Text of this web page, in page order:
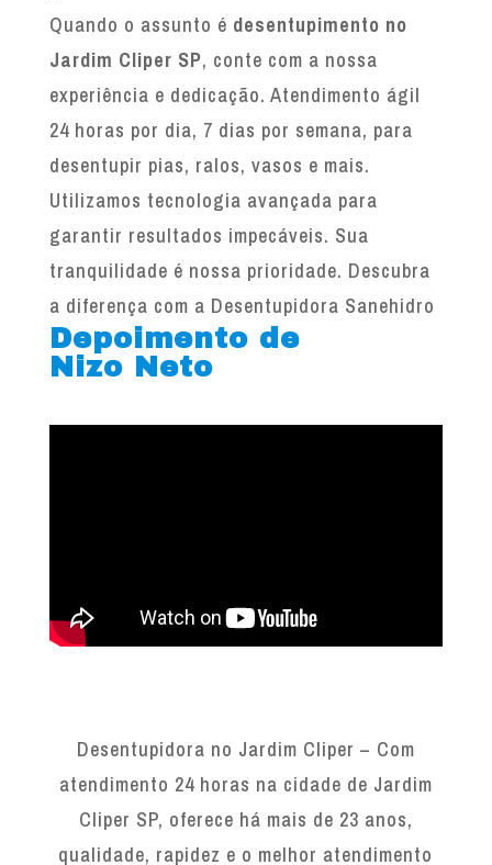
Quando o assunto é desentupimento no
Jardim Cliper SP, conte com a nossa
experiência e dedicação. Atendimento ágil
24 horas por dia, 7 dias por semana, para
desentupir pias, ralos, vasos e mais.
Utilizamos tecnologia avançada para
garantir resultados impecáveis. Sua
tranquilidade é nossa prioridade. Descubra
a diferença com a Desentupidora Sanehidro
Depoimento de
Nizo Neto
Desentupidora no Jardim Cliper – Com
atendimento 24 horas na cidade de Jardim
Cliper SP, oferece há mais de 23 anos,
qualidade, rapidez e o melhor atendimento